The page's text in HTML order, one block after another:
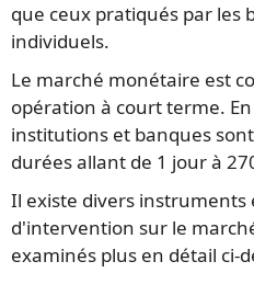
que ceux pratiqués par les
individuels.
Le marché monétaire est
opération à court terme.
institutions et banques
durées allant de 1 jour à
Il existe divers instruments
d'intervention sur le
examinés plus en détail ci-